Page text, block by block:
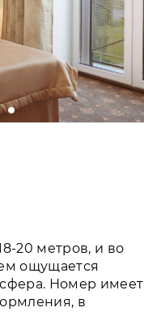
20 метров, и во
ощущается
Номер имеет
в